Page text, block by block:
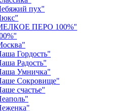
пух"
ПЕРО 100%"
Гордость"
Радость"
Умничка"
Сокровище"
счастье"